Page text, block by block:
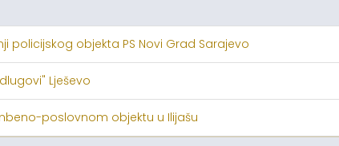
policijskog objekta PS Novi Grad Sarajevo
Lješevo
poslovnom objektu u Ilijašu